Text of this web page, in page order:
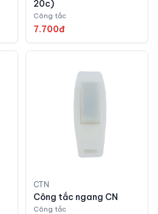
20c)
Công tắc
7.700đ
CTN
Công tắc ngang CN
Công tắc